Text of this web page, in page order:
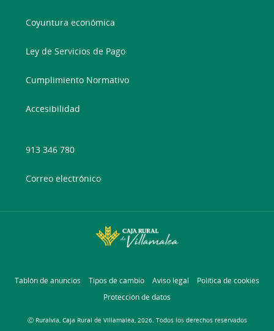
Coyuntura económica
Ley de Servicios de Pago
Cumplimiento Normativo
Accesibilidad
913 346 780
Correo electrónico
Tablón de anuncios Tipos de cambio Aviso legal
Política de cookies
Protección de datos
Ⓒ Ruralvía, Caja Rural de Villamalea, 2026. Todos los derechos reservados